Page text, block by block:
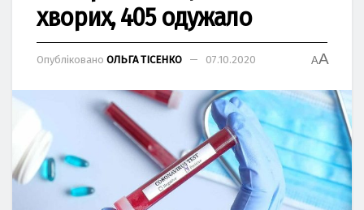
хворих, 405 одужало
Опубліковано ОЛЬГА ТІСЕНКО 07.10.2020 AA